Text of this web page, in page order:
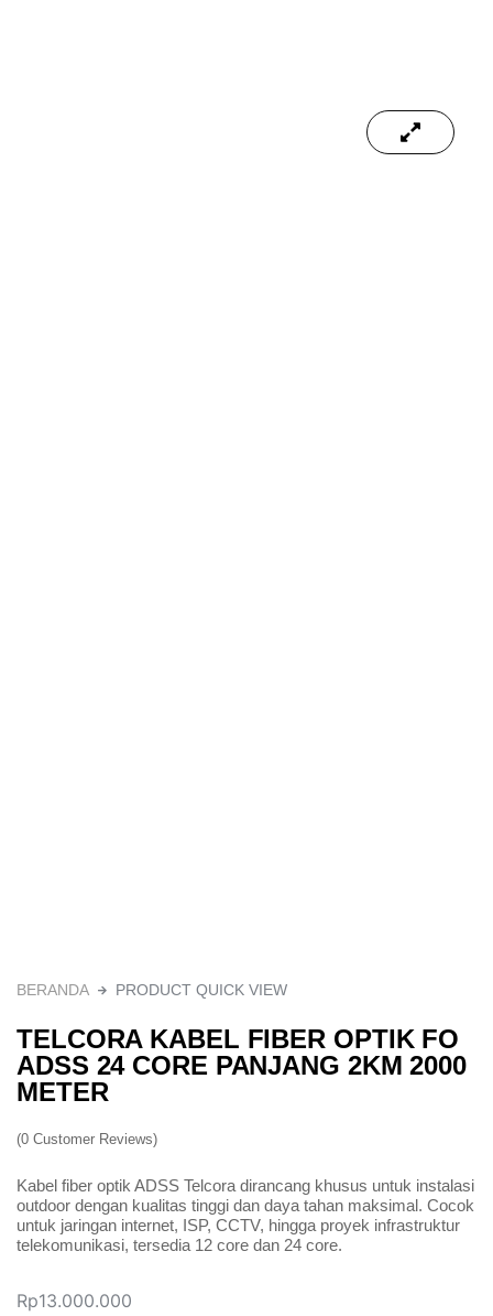
BERANDA PRODUCT QUICK VIEW
TELCORA KABEL FIBER OPTIK FO
ADSS 24 CORE PANJANG 2KM 2000
METER
(0 Customer Reviews)
Kabel fiber optik ADSS Telcora dirancang khusus untuk instalasi
outdoor dengan kualitas tinggi dan daya tahan maksimal. Cocok
untuk jaringan internet, ISP, CCTV, hingga proyek infrastruktur
telekomunikasi, tersedia 12 core dan 24 core.
Rp13.000.000